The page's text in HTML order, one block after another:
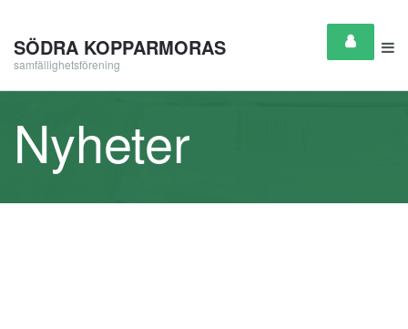
SÖDRA KOPPARMORAS
samfällighetsförening
Nyheter